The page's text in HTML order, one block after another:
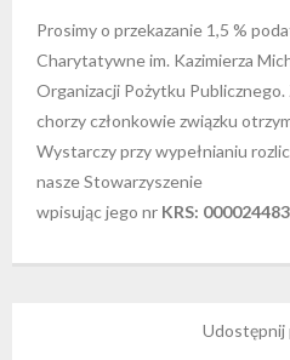
Prosimy o przekazanie 1,5 %
Charytatywne im. Kazimierza
Organizacji Pożytku
chorzy członkowie związku
Wystarczy przy wypełnianiu
nasze Stowarzyszenie
wpisując jego nr KRS:
Udostępnij